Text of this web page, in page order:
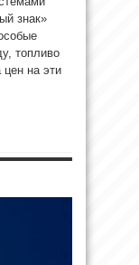
знак»
топливо
цен на эти